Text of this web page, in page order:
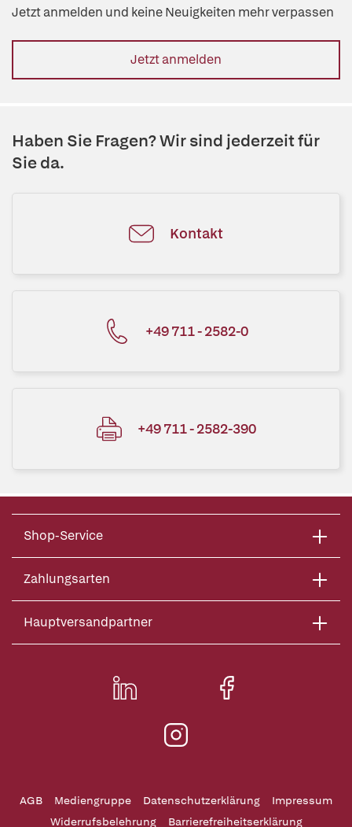
Jetzt anmelden und keine Neuigkeiten mehr verpassen
Jetzt anmelden
Haben Sie Fragen? Wir sind jederzeit für
Sie da.
Kontakt
+49 711 - 2582-0
+49 711 - 2582-390
Shop-Service
Zahlungsarten
Hauptversandpartner
AGB Mediengruppe Datenschutzerklärung
Impressum
Widerrufsbelehrung
Barrierefreiheitserklärung